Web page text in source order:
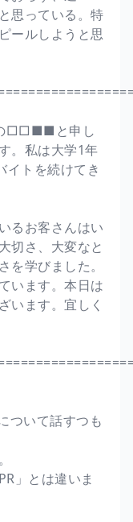
思っている。特
ールしようと思
□□■■と申し
。私は大学1年
イトを続けてき
るお客さんはい
切さ、大変なと
を学びました。
います。本日は
います。宜しく
ついて話すつも
」とは違いま